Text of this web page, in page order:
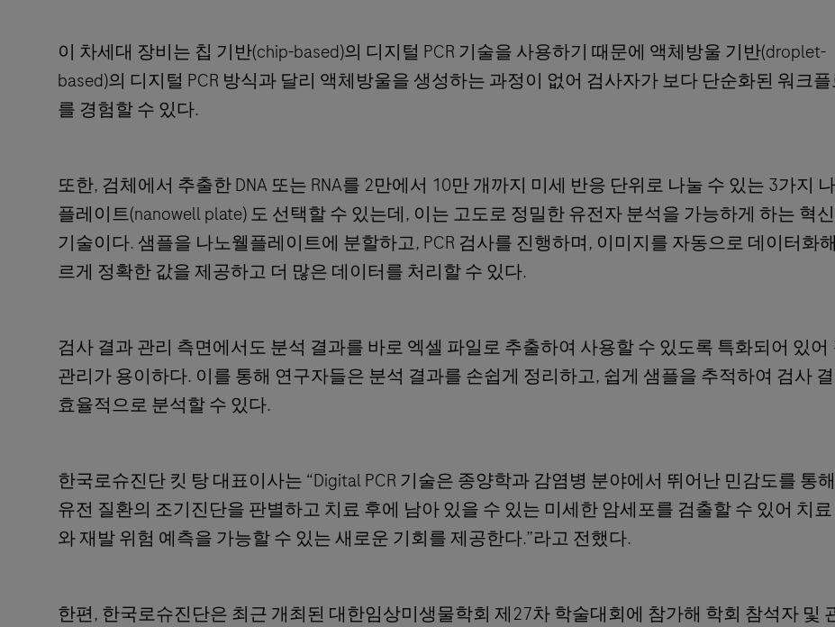
이 차세대 장비는 칩 기반(chip-based)의 디지털 PCR 기술을 사용하기 때문에 액체방울 기반(droplet-
based)의 디지털 PCR 방식과 달리 액체방울을 생성하는 과정이 없어 검사자가 보다 단순화된 워크
를 경험할 수 있다.
또한, 검체에서 추출한 DNA 또는 RNA를 2만에서 10만 개까지 미세 반응 단위로 나눌 수 있는 3가지
플레이트(nanowell plate) 도 선택할 수 있는데, 이는 고도로 정밀한 유전자 분석을 가능하게 하는 혁
기술이다. 샘플을 나노웰플레이트에 분할하고, PCR 검사를 진행하며, 이미지를 자동으로 데이터화
르게 정확한 값을 제공하고 더 많은 데이터를 처리할 수 있다.
검사 결과 관리 측면에서도 분석 결과를 바로 엑셀 파일로 추출하여 사용할 수 있도록 특화되어 있어
관리가 용이하다. 이를 통해 연구자들은 분석 결과를 손쉽게 정리하고, 쉽게 샘플을 추적하여 검사
효율적으로 분석할 수 있다.
한국로슈진단 킷 탕 대표이사는 “Digital PCR 기술은 종양학과 감염병 분야에서 뛰어난 민감도를 통
유전 질환의 조기진단을 판별하고 치료 후에 남아 있을 수 있는 미세한 암세포를 검출할 수 있어 치
와 재발 위험 예측을 가능할 수 있는 새로운 기회를 제공한다.”라고 전했다.
한편, 한국로슈진단은 최근 개최된 대한임상미생물학회 제27차 학술대회에 참가해 학회 참석자 및